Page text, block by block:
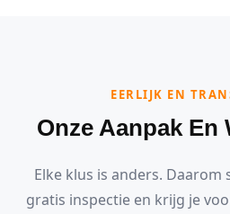
EERLIJK EN
Onze Aanpak En
Elke klus is anders.
gratis inspectie en krijg je